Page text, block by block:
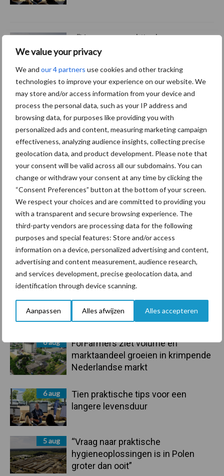
We value your privacy
We and our 4 partners use cookies and other tracking
technologies to improve your experience on our website. We
may store and/or access information from your device and
process the personal data, such as your IP address and
browsing data, for purposes like providing you with
personalized ads and content, measuring marketing campaign
effectiveness, analyzing audience insights, collecting precise
geolocation data, and product development. Please note that
your consent will be valid across all our subdomains. You can
change or withdraw your consent at any time by clicking the
“Consent Preferences” button at the bottom of your screen.
We respect your choices and are committed to providing you
with a transparent and secure browsing experience. The
third-party vendors are processing data for the following
purposes and special features: Store and/or access
information on a device, personalized advertising and content,
advertising and content measurement, audience research,
and services development, precise geolocation data, and
identification through device scanning.
Aanpassen Alles afwijzen Alles accepteren
Primaire
Recent nieuws Partner nieuws
6 aug
ForFarmers ziet volume en
marktaandeel groeien in krimpende
Nederlandse markt
6 aug
Tien praktische tips voor een
langere levensduur
5 aug
“Vraag naar praktische
hygieneoplossingen is in Polen
groter dan ooit”
“Vraag naar praktische
hygieneoplossingen is in
Polen groter dan ooit”
Themapagina's
Diergezondheid Bemesting Fokkerij
Bedrijfsnieuws
Ligbox &
Voerhekken
Toon meer